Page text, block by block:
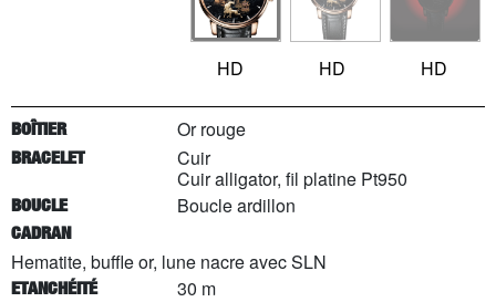
HD HD HD
BOÎTIER Or rouge
BRACELET
Cuir
Cuir alligator, fil platine Pt950
BOUCLE Boucle ardillon
CADRAN
Hematite, buffle or, lune nacre avec SLN
ETANCHÉITÉ 30 m